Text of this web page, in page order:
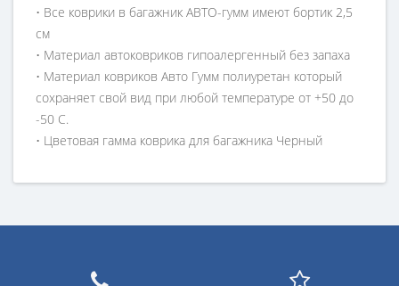
• Все коврики в багажник АВТО-гумм имеют бортик 2,5
см
• Материал автоковриков гипоалергенный без запаха
• Материал ковриков Авто Гумм полиуретан который
сохраняет свой вид при любой температуре от +50 до
-50 С.
• Цветовая гамма коврика для багажника Черный